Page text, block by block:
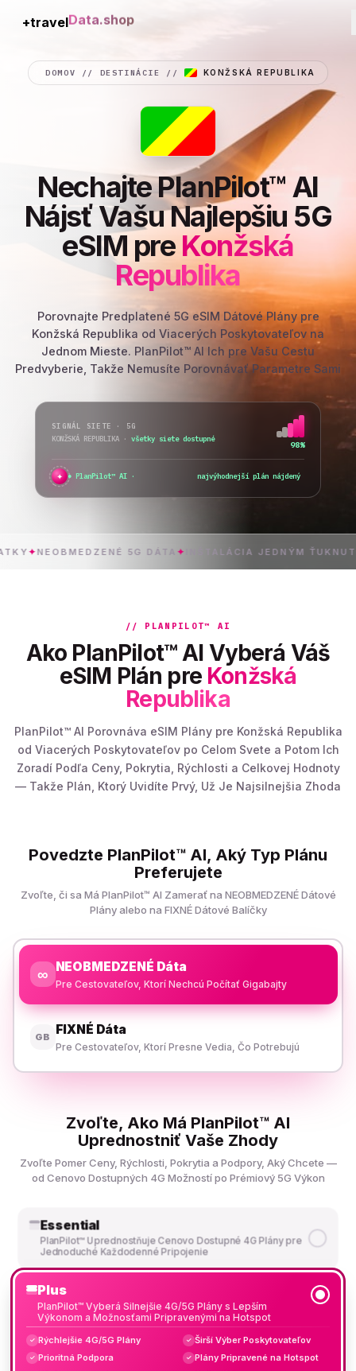
+travelConnection
DOMOV // DESTINÁCIE // KONŽSKÁ REPUBLIKA
Nechajte PlanPilot™ AI
Nájsť Vašu Najlepšiu 5G
eSIM pre Konžská
Republika
Porovnajte Predplatené 5G eSIM Dátové Plány pre
Konžská Republika od Viacerých Poskytovateľov na
Jednom Mieste. PlanPilot™ AI Ich pre Vašu Cestu
Predvyberie, Takže Nemusíte Porovnávať Parametre Sami
SIGNÁL SIETE · 5G
KONŽSKÁ REPUBLIKA · všetky siete dostupné
98%
✦ PlanPilot™ AI · overujem okamžitú akti
5G DÁTA✦ INŠTALÁCIA JEDNÝM ŤUKNUTÍM✦
// PLANPILOT™ AI
Ako PlanPilot™ AI Vyberá Váš
eSIM Plán pre Konžská
Republika
PlanPilot™ AI Porovnáva eSIM Plány pre Konžská Republika
od Viacerých Poskytovateľov po Celom Svete a Potom Ich
Zoradí Podľa Ceny, Pokrytia, Rýchlosti a Celkovej Hodnoty
— Takže Plán, Ktorý Uvidíte Prvý, Už Je Najsilnejšia Zhoda
Povedzte PlanPilot™ AI, Aký Typ Plánu
Preferujete
Zvoľte, či sa Má PlanPilot™ AI Zamerať na NEOBMEDZENÉ Dátové
Plány alebo na FIXNÉ Dátové Balíčky
∞ NEOBMEDZENÉ Dáta
Pre Cestovateľov, Ktorí Nechcú Počítať Gigabajty
GB FIXNÉ Dáta
Pre Cestovateľov, Ktorí Presne Vedia, Čo Potrebujú
Zvoľte, Ako Má PlanPilot™ AI
Uprednostniť Vaše Zhody
Zvoľte Pomer Ceny, Rýchlosti, Pokrytia a Podpory, Aký Chcete —
od Cenovo Dostupných 4G Možností po Prémiový 5G Výkon
Essential
PlanPilot™ Uprednostňuje Cenovo Dostupné 4G Plány pre
Jednoduché Každodenné Pripojenie
Plus
PlanPilot™ Vyberá Silnejšie 4G/5G Plány s Lepším
Výkonom a Možnosťami Pripravenými na Hotspot
✓ Rýchlejšie 4G/5G Plány ✓ Širší Výber Poskytovateľov
✓ Prioritná Podpora ✓ Plány Pripravené na Hotspot